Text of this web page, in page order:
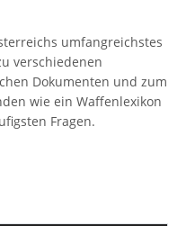
umfangreichstes
verschiedenen
Dokumenten und zum
wie ein Waffenlexikon
Fragen.